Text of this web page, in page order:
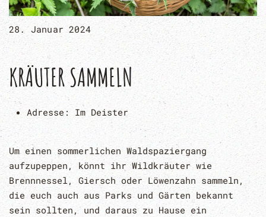
28. Januar 2024
KRÄUTER SAMMELN
Adresse: Im Deister
Um einen sommerlichen Waldspaziergang
aufzupeppen, könnt ihr Wildkräuter wie
Brennnessel, Giersch oder Löwenzahn sammeln,
die euch auch aus Parks und Gärten bekannt
sein sollten, und daraus zu Hause ein